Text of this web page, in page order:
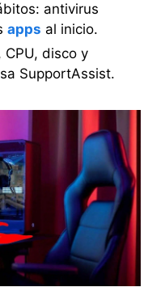
antivirus
apps al inicio.
disco y
SupportAssist.